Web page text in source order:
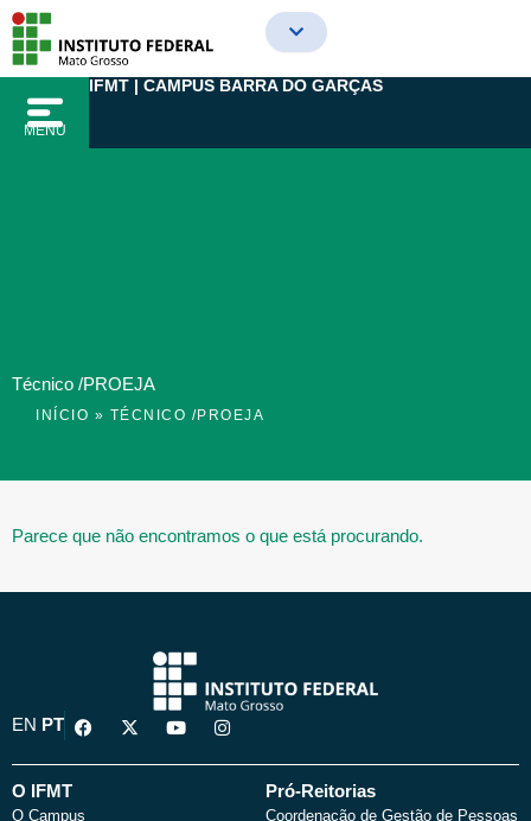
para
conteúdo
MENU
IFMT | CAMPUS BARRA DO GARÇAS
Técnico /PROEJA
INÍCIO » TÉCNICO /PROEJA
Parece que não encontramos o que está procurando.
EN PT
F
a
e
X
-
w
Y
o
t
I
n
t
O IFMT
O Campus
Pró-Reitorias
Coordenação de Gestão de Pessoas